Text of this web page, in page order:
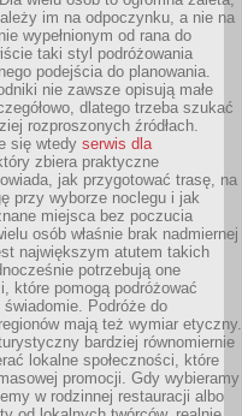
im na odpoczynku, a nie na
wypełnionym od rana do
taki styl podróżowania
podejścia do planowania.
nie zawsze opisują małe
dlatego trzeba szukać
rozproszonych źródłach.
się wtedy serwis dla
zbiera praktyczne
jak przygotować trasę, na
przy wyborze noclegu i jak
miejsca bez poczucia
osób właśnie brak nadmiernej
największym atutem takich
potrzebują one
które pomogą podróżować
świadomie. Podróże do
mają też wymiar etyczny.
bardziej równomiernie
lokalne społeczności, które
promocji. Gdy wybieramy
w rodzinnej restauracji albo